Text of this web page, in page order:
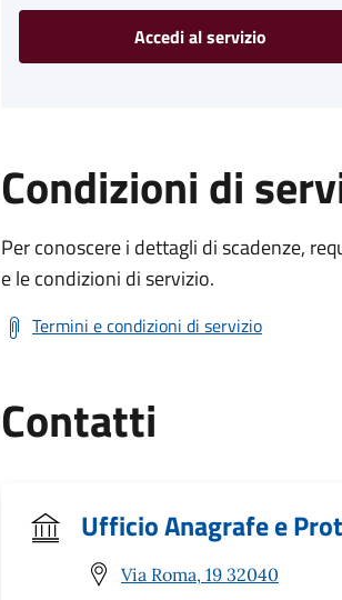
Accedi al servizio
Condizioni di
Per conoscere i dettagli di scadenze,
e le condizioni di servizio.
Termini e condizioni di servizio
Contatti
Ufficio Anagrafe e
Via Roma, 19 32040